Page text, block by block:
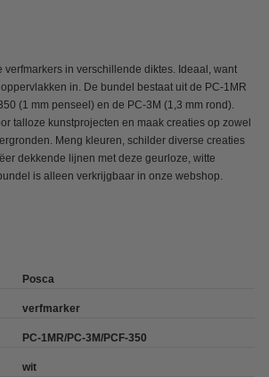
verfmarkers in verschillende diktes. Ideaal, want
in. De bundel bestaat uit de PC-1MR
(1 mm penseel) en de PC-3M (1,3 mm rond).
talloze kunstprojecten en maak creaties op zowel
Meng kleuren, schilder diverse creaties
dekkende lijnen met deze geurloze, witte
is alleen verkrijgbaar in onze webshop.
Posca
verfmarker
PC-1MR/PC-3M/PCF-350
wit